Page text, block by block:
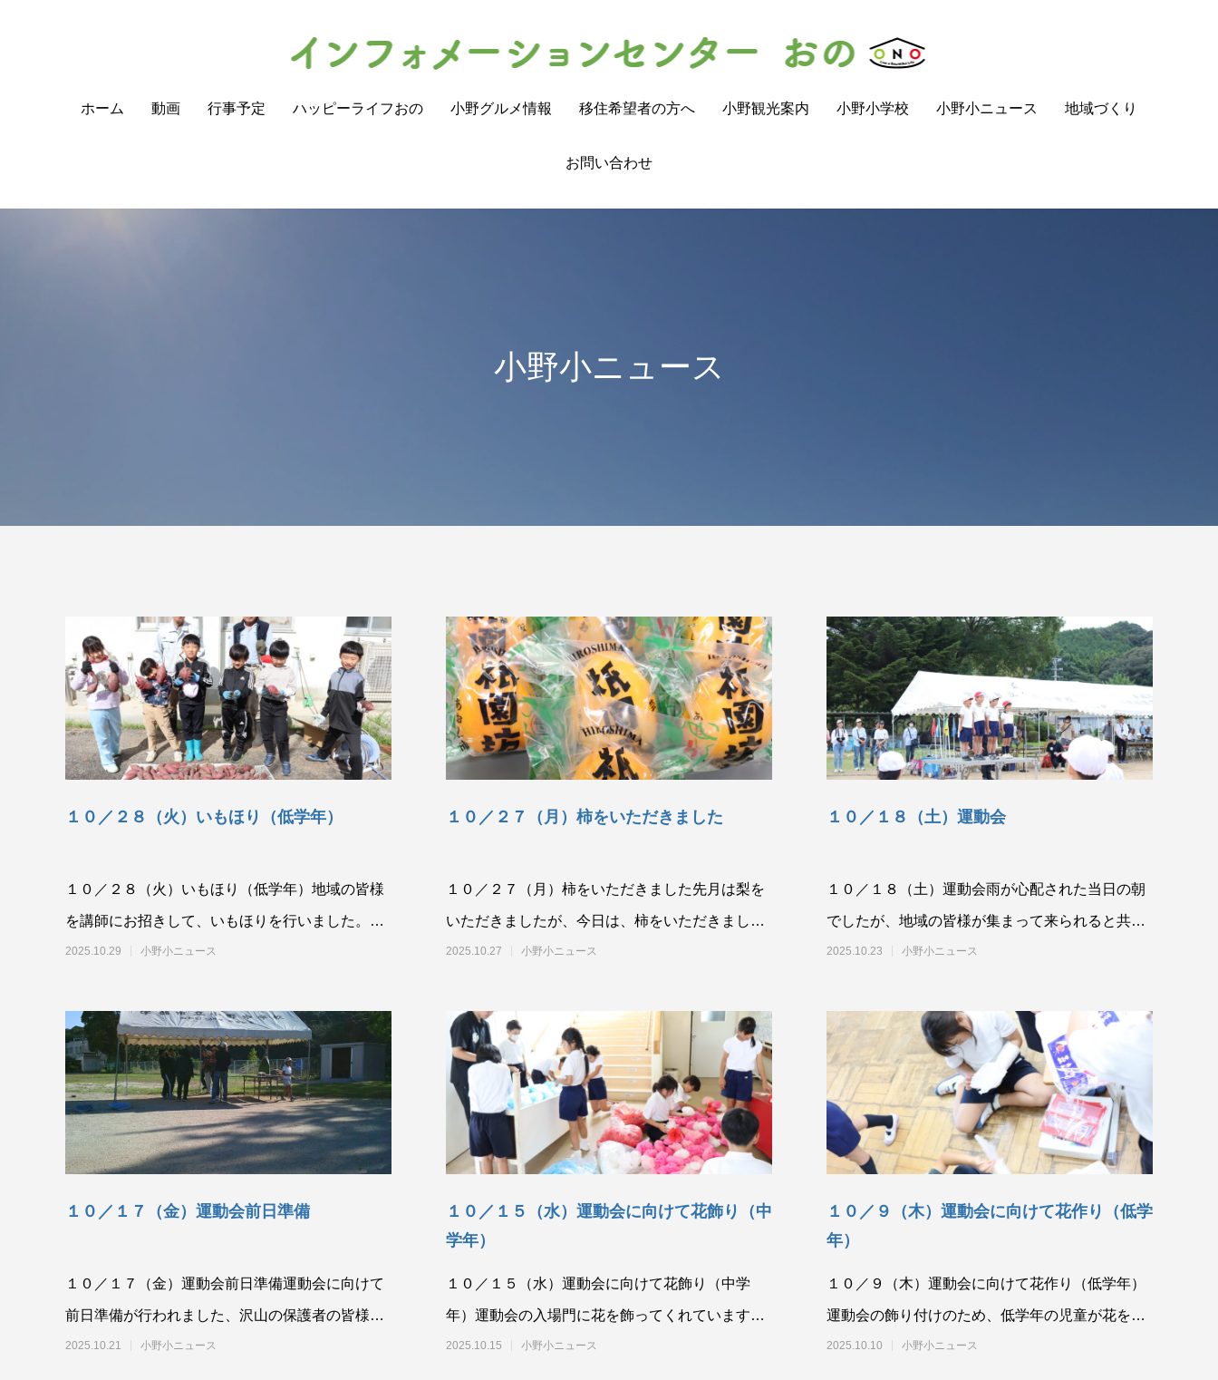
ホーム 動画 行事予定 ハッピーライフおの 小野グルメ情報 移住希望者の方へ 小野観光案内 小野小学校 小野小ニュース 地域づくり
お問い合わせ
小野小ニュース
１０／２８（火）いもほり（低学年）
１０／２８（火）いもほり（低学年）地域の皆様
を講師にお招きして、いもほりを行いました。土
の中は見えないので、うまく育っているか、みん
2025.10.29 小野小ニュース
１０／２７（月）柿をいただきました
１０／２７（月）柿をいただきました先月は梨を
いただきましたが、今日は、柿をいただきまし
た。聞いてみると、柿が好きだという児童が大半
2025.10.27 小野小ニュース
１０／１８（土）運動会
１０／１８（土）運動会雨が心配された当日の朝
でしたが、地域の皆様が集まって来られると共
に、天気が回復に向かっていきました。児童も、
2025.10.23 小野小ニュース
１０／１７（金）運動会前日準備
１０／１７（金）運動会前日準備運動会に向けて
前日準備が行われました、沢山の保護者の皆様、
地域の皆様に支えられ、十分な準備を行うことが
2025.10.21 小野小ニュース
１０／１５（水）運動会に向けて花飾り（中
学年）
１０／１５（水）運動会に向けて花飾り（中学
年）運動会の入場門に花を飾ってくれています。
先日紹介したように、低学年の児童が花を作って
2025.10.15 小野小ニュース
１０／９（木）運動会に向けて花作り（低学
年）
１０／９（木）運動会に向けて花作り（低学年）
運動会の飾り付けのため、低学年の児童が花を作
ってくれています。完成すると中学年の児童が飾
2025.10.10 小野小ニュース